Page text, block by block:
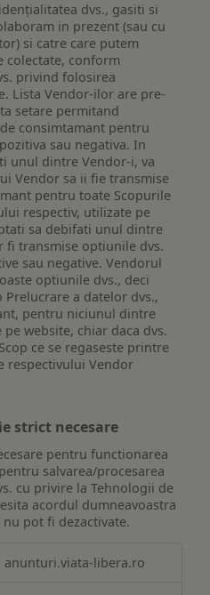
dvs., gasiti si
in prezent (sau cu
si catre care putem
colectate, conform
privind folosirea
Lista Vendor-ilor are pre-
setare permitand
consimtamant pentru
sau negativa. In
unul dintre Vendor-i, va
Vendor sa ii fie transmise
pentru toate Scopurile
respectiv, utilizate pe
sa debifati unul dintre
fi transmise optiunile dvs.
sau negative. Vendorul
optiunile dvs., deci
a datelor dvs.,
pentru niciunul dintre
website, chiar daca dvs.
ce se regaseste printre
respectivului Vendor
strict necesare
pentru functionarea
salvarea/procesarea
cu privire la Tehnologii de
acordul dumneavoastra
pot fi dezactivate.
anunturi.viata-libera.ro